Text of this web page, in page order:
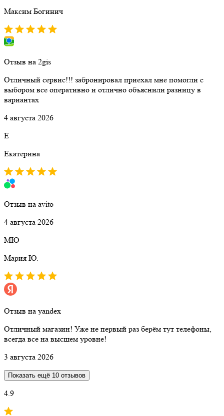
Максим Богинич
Отзыв на 2gis
Отличный сервис!!! забронировал приехал мне помогли с
выбором все оперативно и отлично объяснили разницу в
вариантах
4 августа 2026
Е
Екатерина
Отзыв на avito
4 августа 2026
МЮ
Мария Ю.
Отзыв на yandex
Отличный магазин! Уже не первый раз берём тут телефоны,
всегда все на высшем уровне!
3 августа 2026
Показать ещё 10 отзывов
4.9